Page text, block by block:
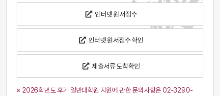
인터넷 원서접수
인터넷 원서접수 확인
제출서류 도착확인
※ 2026학년도 후기 일반대학원 지원에 관한 문의사항은 02-3290-